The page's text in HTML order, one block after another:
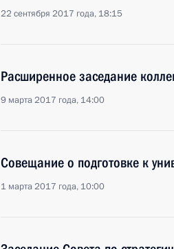
22 сентября 2017 года, 18:15
Расширенное заседание
9 марта 2017 года, 14:00
Совещание о подготовке к
1 марта 2017 года, 10:00